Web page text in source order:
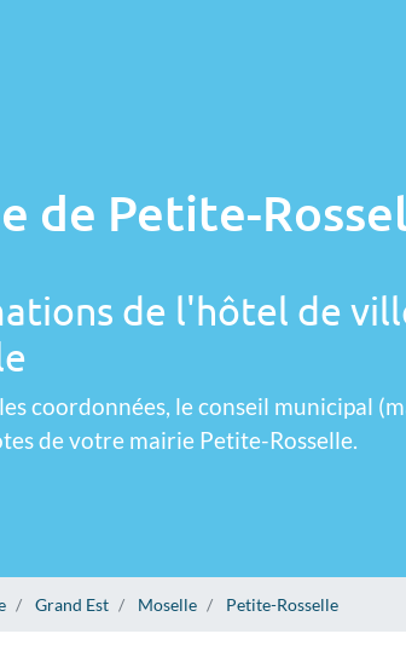
de Petite-
de l'hôtel de
coordonnées, le conseil municipal
de votre mairie Petite-Rosselle.
Grand Est Moselle Petite-Rosselle